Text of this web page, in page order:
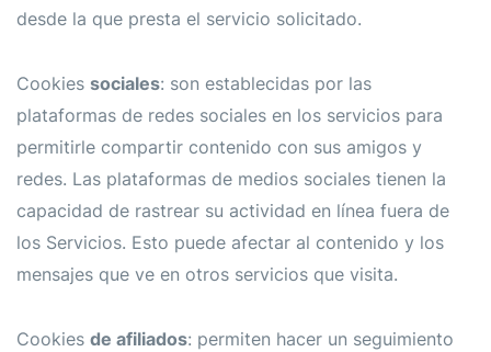
desde la que presta el servicio solicitado.
Cookies sociales: son establecidas por las
plataformas de redes sociales en los servicios para
permitirle compartir contenido con sus amigos y
redes. Las plataformas de medios sociales tienen la
capacidad de rastrear su actividad en línea fuera de
los Servicios. Esto puede afectar al contenido y los
mensajes que ve en otros servicios que visita.
Cookies de afiliados: permiten hacer un seguimiento